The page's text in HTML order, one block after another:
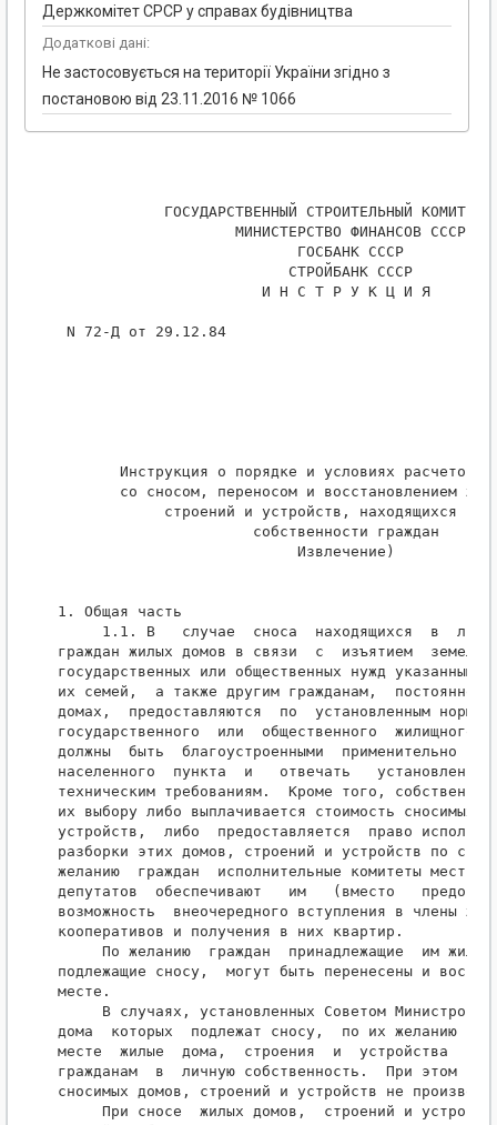
Держкомітет СРСР у справах будівництва
Додаткові дані:
Не застосовується на території України згідно з
постановою від 23.11.2016 № 1066
ГОСУДАРСТВЕННЫЙ СТРОИТЕЛЬНЫЙ КОМИТЕТ
                    МИНИСТЕРСТВО ФИНАНСОВ СССР
                           ГОСБАНК СССР
                          СТРОЙБАНК СССР
                       И Н С Т Р У К Ц И Я
N 72-Д от 29.12.84
Инструкция о порядке и условиях расчетов,
со сносом, переносом и восстановлением
строений и устройств, находящихся в
                      собственности граждан
                           Извлечение)
1. Общая часть
1.1. В   случае  сноса  находящихся  в
граждан жилых домов в связи  с  изъятием
государственных или общественных нужд указанным
их семей,  а также другим гражданам,  постоянно
домах,  предоставляются  по  установленным
государственного  или  общественного  жилищного
должны  быть  благоустроенными  применительно  к
населенного  пункта  и   отвечать
техническим требованиям.  Кроме того,
их выбору либо выплачивается стоимость сносимых
устройств,  либо  предоставляется  право
разборки этих домов, строений и устройств по
желанию  граждан  исполнительные комитеты
депутатов  обеспечивают   им   (вместо
возможность  внеочередного вступления в члены
кооперативов и получения в них квартир.
По желанию  граждан  принадлежащие  им
подлежащие сносу,  могут быть перенесены и
месте.
В случаях, установленных Советом Министров
дома  которых  подлежат сносу,  по их желанию
месте  жилые  дома,  строения  и  устройства  и
гражданам  в  личную собственность.  При этом
сносимых домов, строений и устройств не
При сносе  жилых домов,  строений и